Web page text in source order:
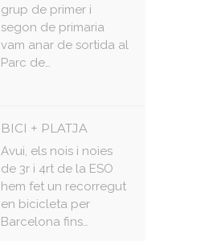
grup de primer i
segon de primaria
vam anar de sortida al
Parc de…
BICI + PLATJA
Avui, els nois i noies
de 3r i 4rt de la ESO
hem fet un recorregut
en bicicleta per
Barcelona fins…